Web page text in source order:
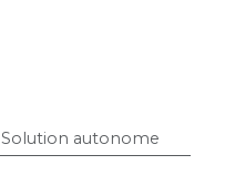
Solution autonome